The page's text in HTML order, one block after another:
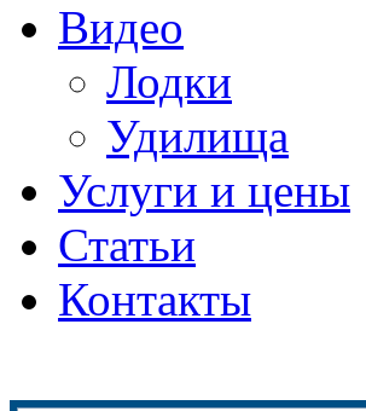
Видео
Лодки
Удилища
Услуги и цены
Статьи
Контакты